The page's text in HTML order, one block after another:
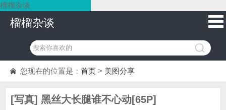
榴榴杂谈
榴榴杂谈
您现在的位置是： 首页 > 美图分享
[写真] 黑丝大长腿谁不心动[65P]